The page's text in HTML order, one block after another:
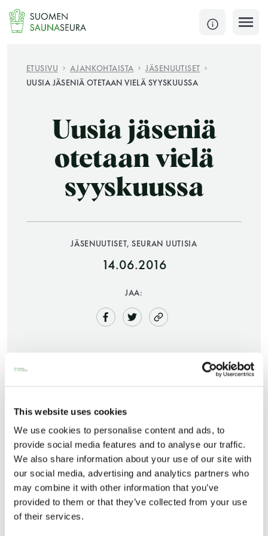
This website uses cookies
We use cookies to personalise content and ads, to
provide social media features and to analyse our traffic.
We also share information about your use of our site with
our social media, advertising and analytics partners who
may combine it with other information that you’ve
provided to them or that they’ve collected from your use
of their services.
Siirry
sisältöön
SULJE
KATSO TARKEMMAT AUKIOLOAJAT
JÄSENSIVUT
Saunatalo on avoinna
myös helatorstaina
-Naisten päivät ovat maanantai ja
torstai
ETUSIVU AJANKOHTAISTA
JÄSENUUTISET
UUSIA JÄSENIÄ OTETAAN VIELÄ SYYSKUUSSA
Uusia jäseniä
otetaan vielä
syyskuussa
JÄSENUUTISET, SEURAN UUTISIA
14.06.2016
JAA:
Saunaseuran johtokunta on päättänyt, että uusia
jäseniä otetaan vielä toisen kerran tänä vuonna.
Uusia jäseniä otetaan syyskuussa. Jäsenhakemus
ehtii tähän käsittelyyn, kun se on palautettu
seuralle elokuun loppuun mennessä.